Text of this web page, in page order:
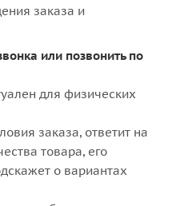
заказа и
или позвонить по
для физических
заказа, ответит на
товара, его
о вариантах